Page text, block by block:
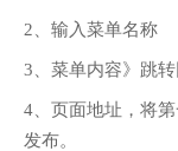
2、输入菜单名称
3、菜单内容》跳
4、页面地址，将
发布。